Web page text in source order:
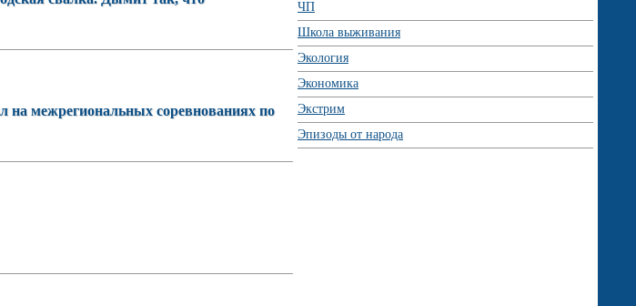
на межрегиональных соревнованиях по
ЧП
Школа выживания
Экология
Экономика
Экстрим
Эпизоды от народа